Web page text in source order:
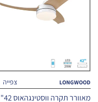
צפייה LONGWOOD
מאוורר תקרה ווסטינגהאוס 42"